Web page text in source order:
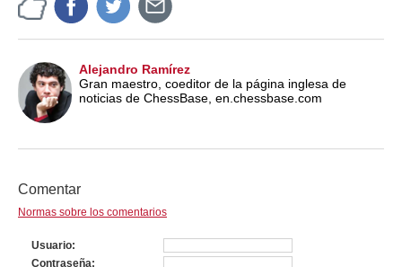
Alejandro Ramírez
Gran maestro, coeditor de la página inglesa de
noticias de ChessBase, en.chessbase.com
Comentar
Normas sobre los comentarios
Usuario
Contraseña